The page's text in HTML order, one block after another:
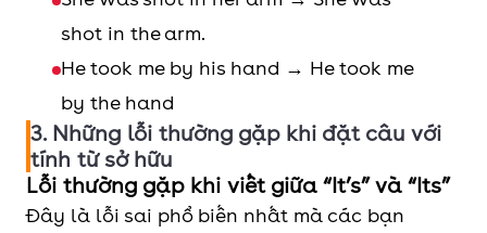
shot in the arm.
He took me by his hand → He took me
by the hand
3. Những lỗi thường gặp khi đặt câu với
tính từ sở hữu
Lỗi thường gặp khi viết giữa “It’s” và “Its”
Đây là lỗi sai phổ biến nhất mà các bạn